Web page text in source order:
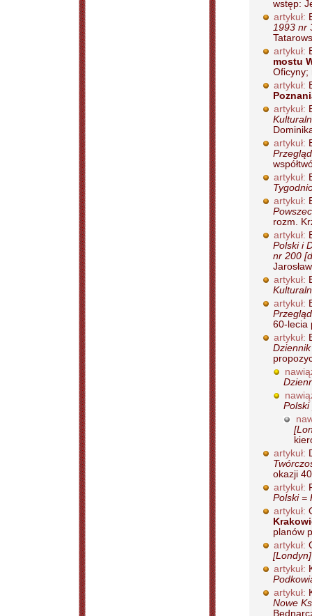
wstęp:
artykuł:
1993 nr
artykuł:
mostu
Oficyny;
artykuł:
artykuł:
artykuł:
artykuł:
artykuł:
rozm.
artykuł:
Polski i
nr 200
artykuł:
artykuł:
60-lecia
artykuł:
artykuł:
okazji
artykuł:
Polski =
artykuł:
planów
artykuł:
artykuł:
artykuł:
Nowe